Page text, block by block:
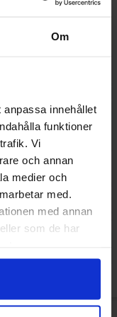
Om
innehållet
funktioner
Vi
och annan
medier och
med.
med annan
som de har
Marabou